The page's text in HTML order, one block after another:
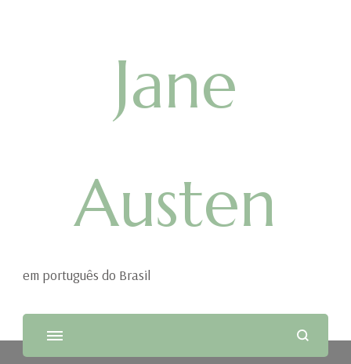
Jane
Austen
em português do Brasil